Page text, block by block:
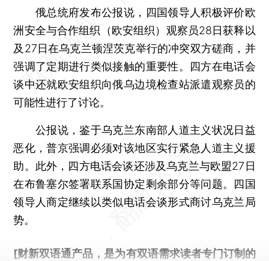
俄总统府发布公报说，四国领导人积极评价欧
洲安全与合作组织（欧安组织）观察员28日获释以
及27日在乌克兰顿涅茨克举行的冲突双方磋商，并
强调了定期进行类似接触的重要性。四方在电话会
谈中还就欧安组织向俄乌边境检查站派遣观察员的
可能性进行了讨论。
公报说，鉴于乌克兰东南部人道主义状况日益
恶化，普京强调必须对该地区实行紧急人道主义援
助。此外，四方电话会谈还涉及乌克兰与欧盟27日
在布鲁塞尔签署联系国协定剩余部分等问题。四国
领导人商定继续以类似电话会谈形式商讨乌克兰局
势。
[财新双语通产品，是为有双语需求读者专门订制的